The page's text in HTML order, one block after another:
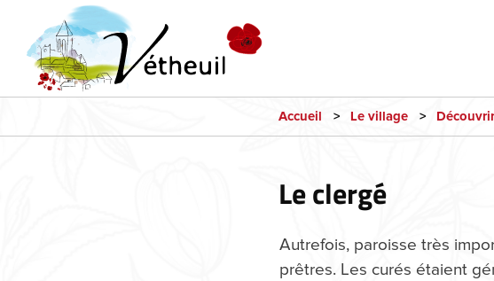
Accueil Le village
Le clergé
Autrefois, paroisse très
prêtres. Les curés étaient